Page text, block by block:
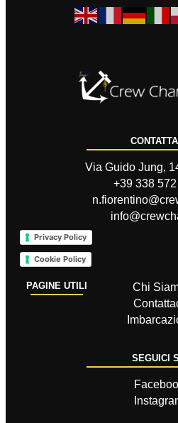
Via Guido Jung,
+39 338
Privacy Policy
Cookie Policy
PAGINE UTILI
Chi
SEGUICI